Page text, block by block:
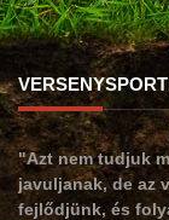
"Azt nem tudjuk
javuljanak, de az
fejlődjünk, és